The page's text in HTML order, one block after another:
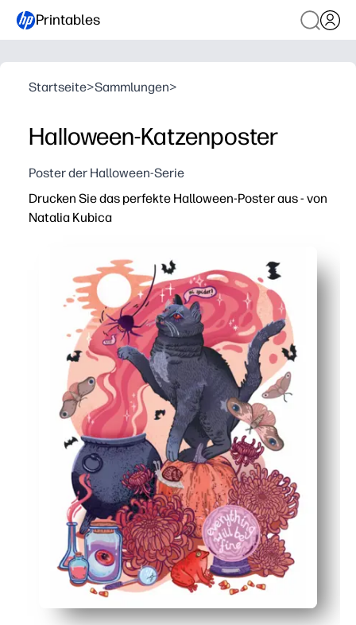
Printables
Startseite>Sammlungen>
Halloween-Katzenposter
Poster der Halloween-Serie
Drucken Sie das perfekte Halloween-Poster aus - von
Natalia Kubica